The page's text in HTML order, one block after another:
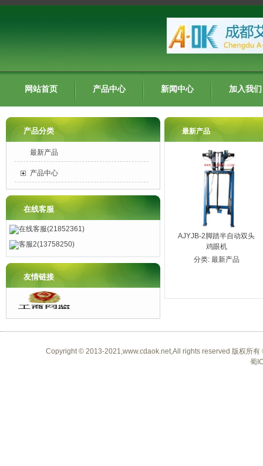
网站首页 产品中心 新闻中心 加入我们
最新产品
AJYJB-2脚踏半自动双头
鸡眼机
分类: 最新产品
产品分类
最新产品
产品中心
在线客服
在线客服(21852361)
客服2(13758250)
友情链接
Copyright © 2013-2021,www.cdaok.net,All rights reserved 版权所
蜀